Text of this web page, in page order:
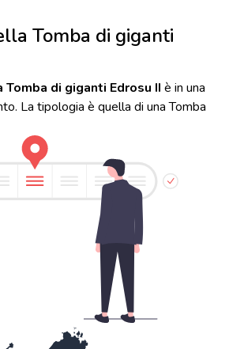
Tomba di giganti
di giganti Edrosu II è in una
La tipologia è quella di una Tomba